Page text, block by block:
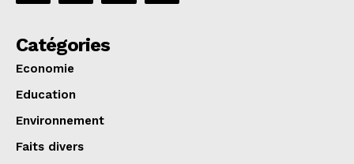
Catégories
Economie
Education
Environnement
Faits divers